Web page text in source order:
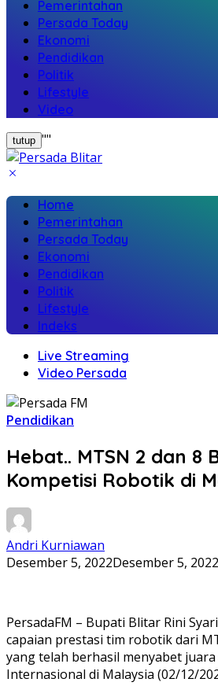
Pemerintahan
Persada Today
Ekonomi
Pendidikan
Politik
Lifestyle
Video
tutup ""
Home
Pemerintahan
Persada Today
Ekonomi
Pendidikan
Politik
Lifestyle
Indeks
Live Streaming
Video Persada
Pendidikan
Hebat.. MTSN 2 dan 8
Kompetisi Robotik di
Andri Kurniawan
Desember 5, 2022Desember 5, 2022
PersadaFM – Bupati Blitar Rini
capaian prestasi tim robotik dari
yang telah berhasil menyabet
Internasional di Malaysia (02/12/